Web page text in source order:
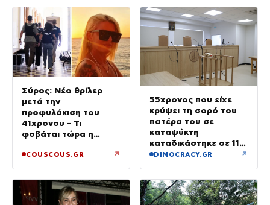
Σύρος: Νέο θρίλερ
μετά την
προφυλάκιση του
41χρονου – Τι
φοβάται τώρα η
COUSCOUS.GR ↗
55χρονος που είχε
κρύψει τη σορό του
πατέρα του σε
καταψύκτη
καταδικάστηκε σε 11
μήνες με αναστολή
DIMOCRACY.GR ↗